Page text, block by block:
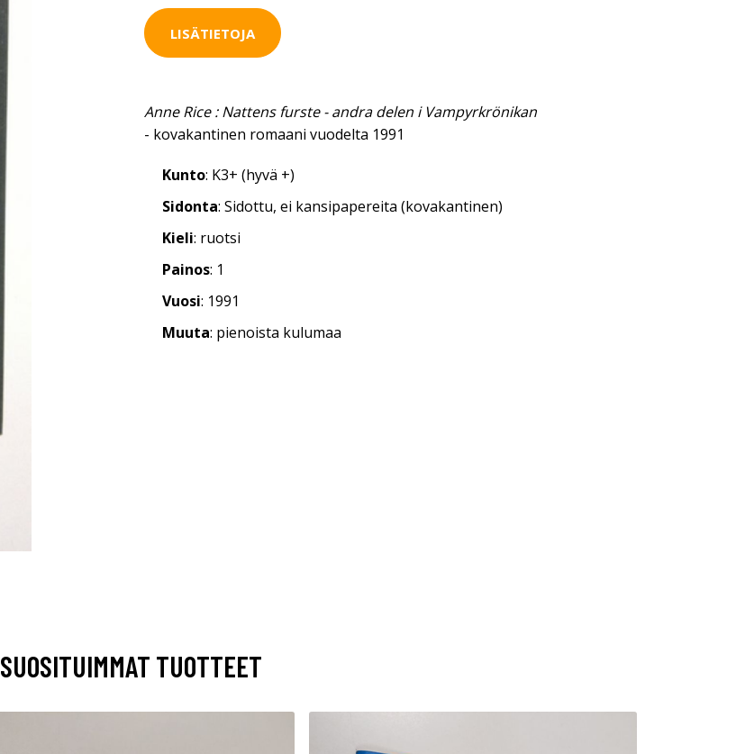
LISÄTIETOJA
Anne Rice : Nattens furste - andra delen i Vampyrkrönikan
- kovakantinen romaani vuodelta 1991
Kunto: K3+ (hyvä +)
Sidonta: Sidottu, ei kansipapereita (kovakantinen)
Kieli: ruotsi
Painos: 1
Vuosi: 1991
Muuta: pienoista kulumaa
SUOSITUIMMAT TUOTTEET